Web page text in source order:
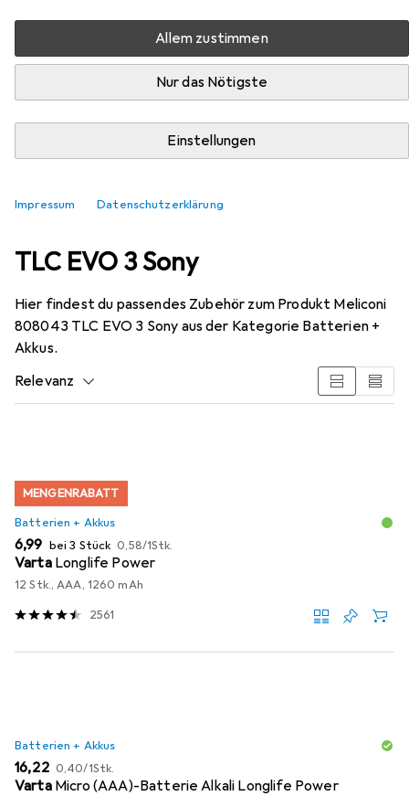
Allem zustimmen
Nur das Nötigste
Einstellungen
Impressum Datenschutzerklärung
TLC EVO 3 Sony
Hier findest du passendes Zubehör zum Produkt Meliconi
808043 TLC EVO 3 Sony aus der Kategorie Batterien +
Akkus.
Relevanz
MENGENRABATT
Batterien + Akkus
EUR
6,99 bei 3 Stück EUR
0,58/1Stk.
Varta Longlife Power
12 Stk., AAA, 1260 mAh
2561
Batterien + Akkus
EUR
16,22 EUR
0,40/1Stk.
Varta Micro (AAA)-Batterie Alkali Longlife Power